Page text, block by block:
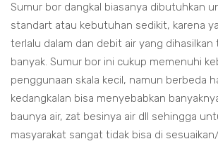
Sumur bor dangkal biasanya dibutuhkan
standart atau kebutuhan sedikit, karena
terlalu dalam dan debit air yang dihasilkan
banyak. Sumur bor ini cukup memenuhi
penggunaan skala kecil, namun berbeda
kedangkalan bisa menyebabkan
baunya air, zat besinya air dll sehingga
masyarakat sangat tidak bisa di